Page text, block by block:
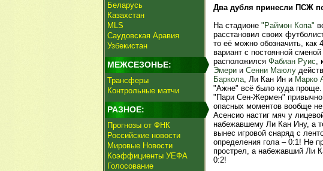
Беларусь
Казахстан
MLS
Саудовская Аравия
Узбекистан
МЕЖСЕЗОНЬЕ:
Трансферы
Контрольные матчи
РАЗНОЕ:
Прогнозы от ФНК
Российские новости
Мировые Новости
Коэффициенты УЕФА
Голосование
Два дубля принесли ПСЖ
На стадионе "Раймон Копа"
расстановил своих
то её можно обозначить, как
вариант с постоянной
расположился Фабиан Руис,
Эмерии Сенни Маюлу
Баркола, Ли Кан Ин и Марко
"Ажне" всё было куда
"Пари Сен-Жермен" привычно
опасных моментов вообще
Асенсио настиг мяч у
набежавшему Ли Кан Ину, а
вынес игровой снаряд с
определения гола – 0:1! Не
прострел, а набежавший Ли
0:2!